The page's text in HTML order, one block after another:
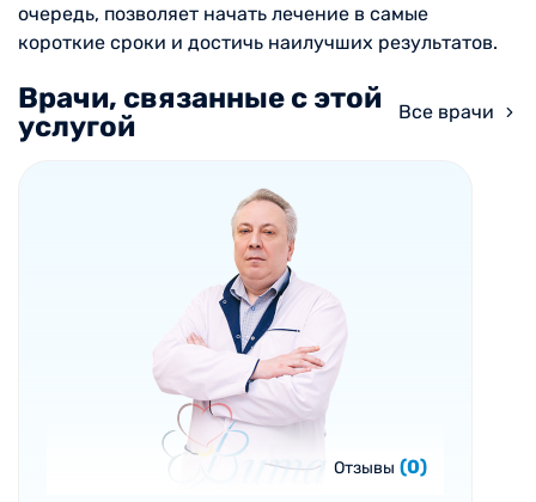
очередь, позволяет начать лечение в самые
короткие сроки и достичь наилучших результатов.
Врачи, связанные с этой
услугой
Все врачи
Отзывы (0)